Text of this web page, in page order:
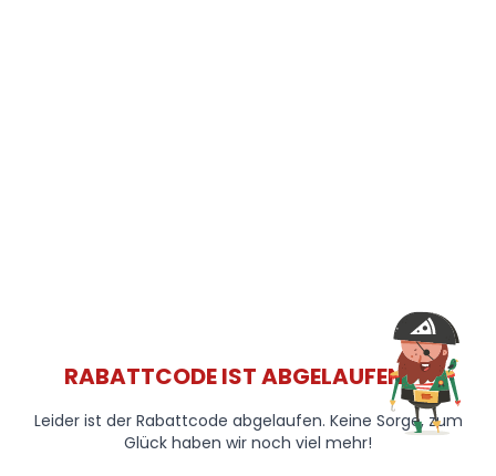
RABATTCODE IST ABGELAUFEN 😞
Leider ist der Rabattcode abgelaufen. Keine Sorge, zum
Glück haben wir noch viel mehr!